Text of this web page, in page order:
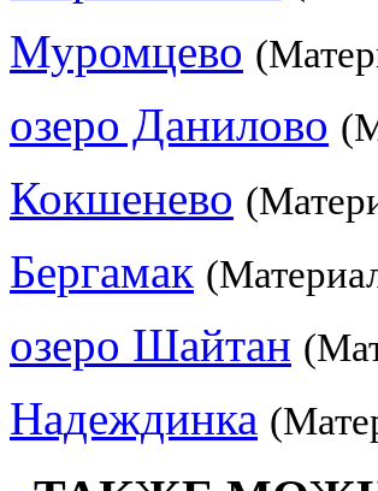
Муромцево
озеро Данилово
Кокшенево
Бергамак
озеро Шайтан
Надеждинка